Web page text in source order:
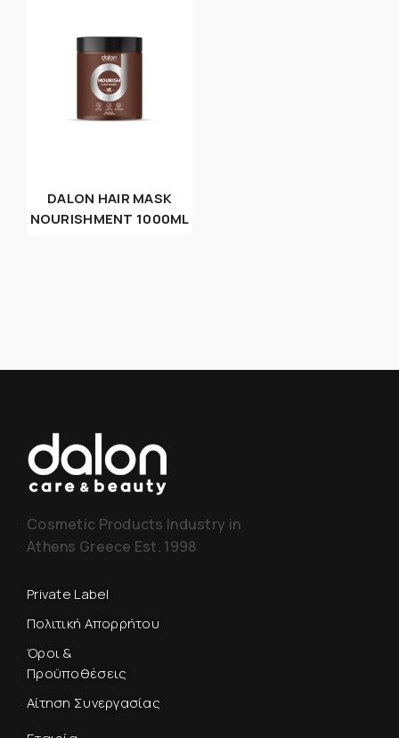
DALON HAIR MASK
NOURISHMENT 1000ML
Cosmetic Products Industry in
Athens Greece Est. 1998
Private Label
Πολιτική Απορρήτου
Όροι &
Προϋποθέσεις
Αίτηση Συνεργασίας